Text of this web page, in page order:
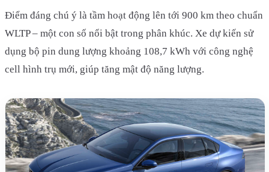
Điểm đáng chú ý là tầm hoạt động lên tới 900 km theo chuẩn
WLTP – một con số nổi bật trong phân khúc. Xe dự kiến sử
dụng bộ pin dung lượng khoảng 108,7 kWh với công nghệ
cell hình trụ mới, giúp tăng mật độ năng lượng.